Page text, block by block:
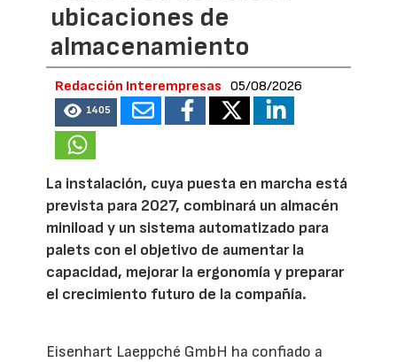
ubicaciones de
almacenamiento
Redacción Interempresas 05/08/2026
1405
La instalación, cuya puesta en marcha está
prevista para 2027, combinará un almacén
miniload y un sistema automatizado para
palets con el objetivo de aumentar la
capacidad, mejorar la ergonomía y preparar
el crecimiento futuro de la compañía.
Eisenhart Laeppché GmbH ha confiado a